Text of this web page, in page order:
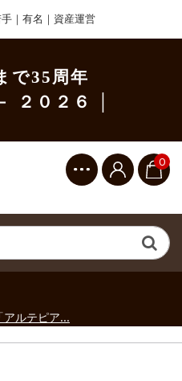
｜有名｜資産運営
で35周年
２０２６ │
0
京都・大...
アルテピア...